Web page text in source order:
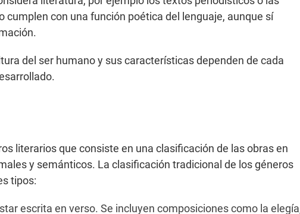
cumplen con una función poética del lenguaje, aunque sí
del ser humano y sus características dependen de cada
literarios que consiste en una clasificación de las obras en
y semánticos. La clasificación tradicional de los géneros
tipos:
escrita en verso. Se incluyen composiciones como la